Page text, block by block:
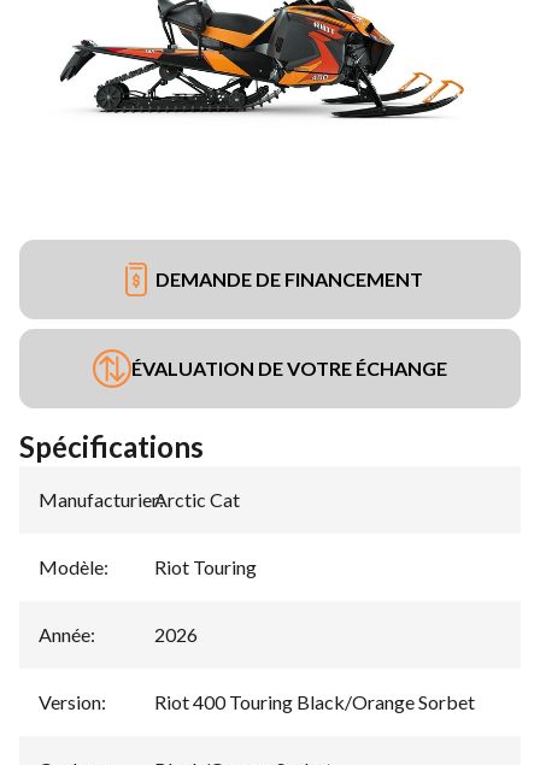
DEMANDE DE FINANCEMENT
ÉVALUATION DE VOTRE ÉCHANGE
Spécifications
Manufacturier:
Arctic Cat
Modèle: Riot Touring
Année: 2026
Version: Riot 400 Touring Black/Orange Sorbet